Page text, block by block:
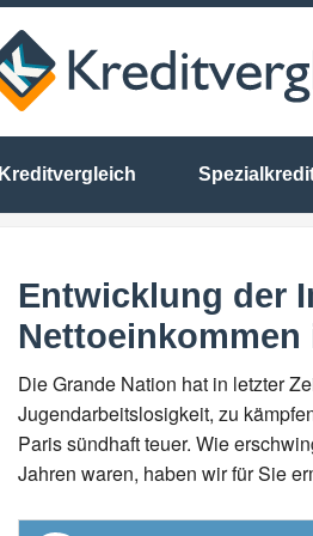
Kreditvergleich
Entwicklung der
Nettoeinkommen
Die Grande Nation hat in letzter
Jugendarbeitslosigkeit, zu
Paris sündhaft teuer. Wie
Jahren waren, haben wir für Sie